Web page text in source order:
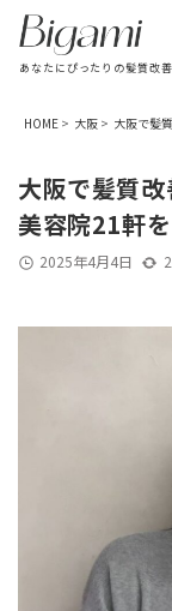
あなたにぴったりの髪質改
HOME > 大阪 > 大阪で髪
大阪で髪質
美容院21軒
2025年4月4日